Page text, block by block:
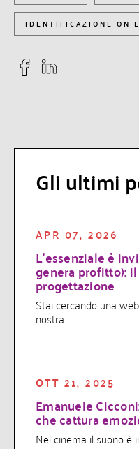
IDENTIFICAZIONE ON
Gli ultimi
APR 07, 2026
L’essenziale è
genera profitto):
progettazione
Stai cercando una
nostra...
OTT 21, 2025
Emanuele
che cattura
Nel cinema il suono è